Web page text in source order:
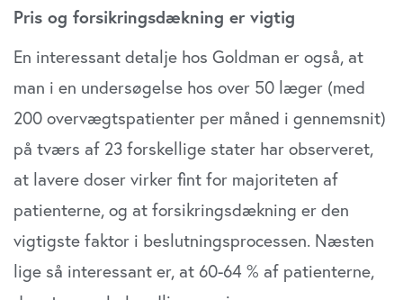
Pris og forsikringsdækning er vigtig
En interessant detalje hos Goldman er også, at
man i en undersøgelse hos over 50 læger (med
200 overvægtspatienter per måned i gennemsnit)
på tværs af 23 forskellige stater har observeret,
at lavere doser virker fint for majoriteten af
patienterne, og at forsikringsdækning er den
vigtigste faktor i beslutningsprocessen. Næsten
lige så interessant er, at 60-64 % af patienterne,